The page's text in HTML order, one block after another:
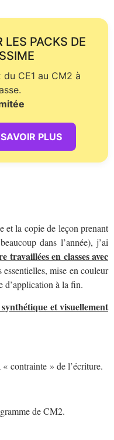
LES PACKS DE
CE1 au CM2 à
PLUS
et la copie de leçon prenant
dans l’année), j’ai
travaillées en classes avec
mise en couleur
d’application à la fin.
et visuellement
contrainte » de l’écriture.
de CM2.